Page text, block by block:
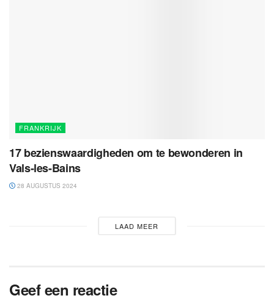
FRANKRIJK
17 bezienswaardigheden om te bewonderen in
Vals-les-Bains
28 AUGUSTUS 2024
LAAD MEER
Geef een reactie